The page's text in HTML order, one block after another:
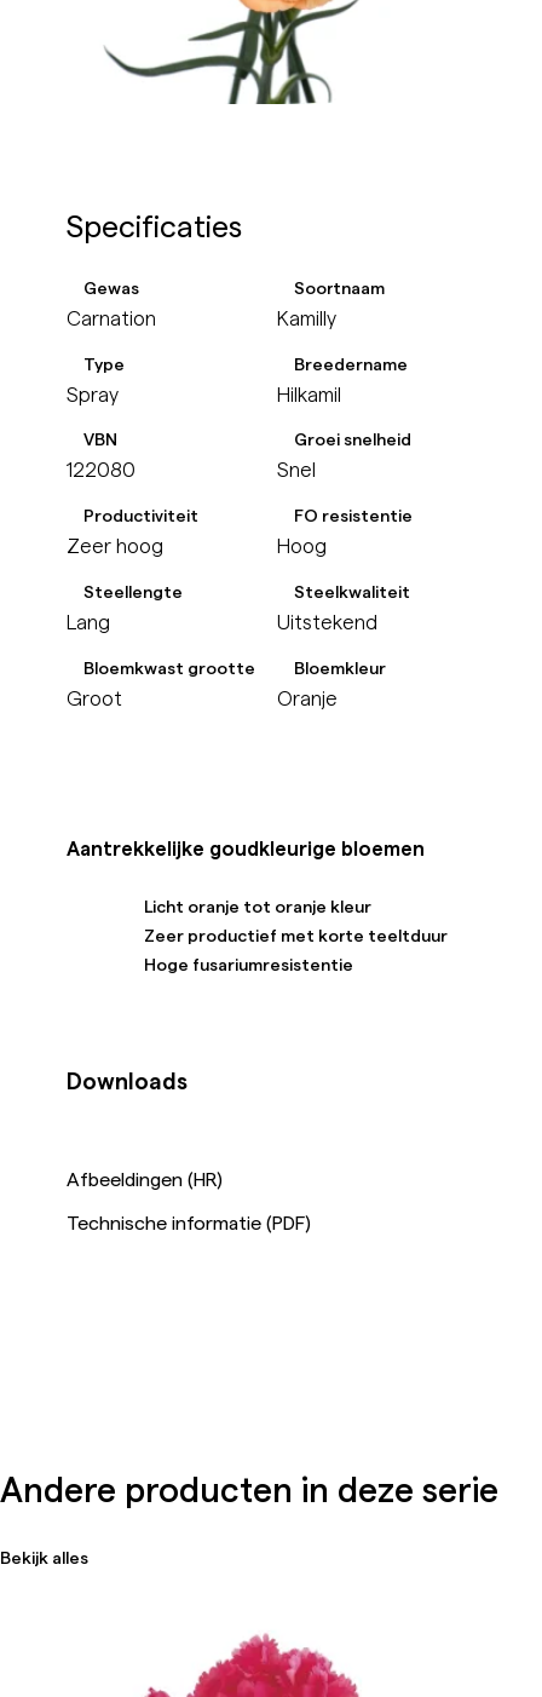
Specificaties
Gewas
Carnation
Soortnaam
Kamilly
Type
Spray
Breedername
Hilkamil
VBN
122080
Groei snelheid
Snel
Productiviteit
Zeer hoog
FO resistentie
Hoog
Steellengte
Lang
Steelkwaliteit
Uitstekend
Bloemkwast grootte
Groot
Bloemkleur
Oranje
Aantrekkelijke goudkleurige bloemen
Licht oranje tot oranje kleur
Zeer productief met korte teeltduur
Hoge fusariumresistentie
Downloads
Afbeeldingen (HR)
Technische informatie (PDF)
Andere producten in deze serie
Bekijk alles